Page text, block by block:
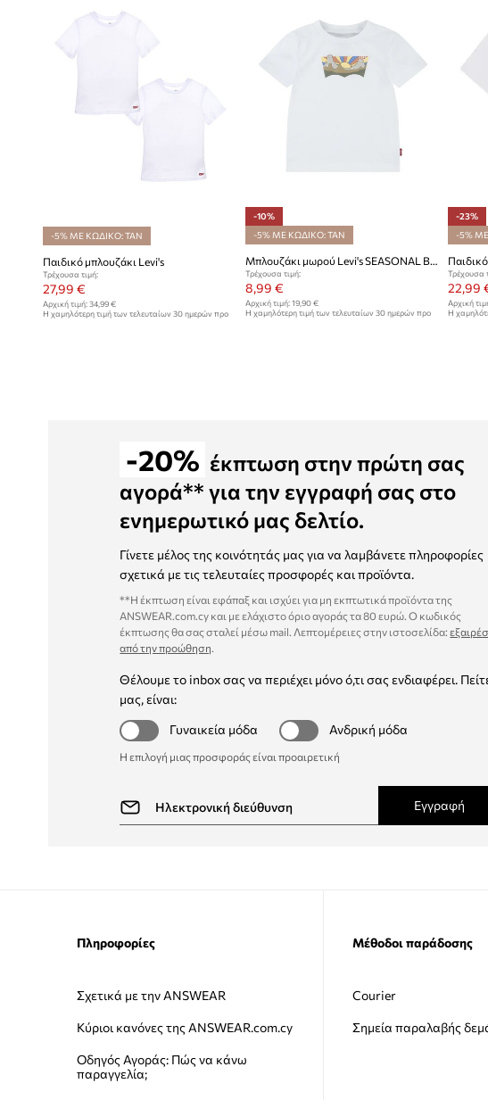
-5% ΜΕ ΚΩΔΙΚΟ: TAN
Παιδικό μπλουζάκι Levi's
Τρέχουσα τιμή:
27,99 €
Αρχική τιμή: 34,99 €
Η χαμηλότερη τιμή των τελευταίων 30 ημερών προ
-10%
-5% ΜΕ ΚΩΔΙΚΟ: TAN
Τρέχουσα τιμή:
8,99 €
Αρχική τιμή:19,90 €
Η χαμηλότερη τιμή των τελευταίων 30 ημερών προ
-23%
-5%
Τρέχουσα
22,99
Αρχική
Η
-20% έκπτωση στην πρώτη σας
αγορά** για την εγγραφή σας στο
ενημερωτικό μας δελτίο.
Γίνετε μέλος της κοινότητάς μας για να λαμβάνετε πληροφορίες
σχετικά με τις τελευταίες προσφορές και προϊόντα.
**Η έκπτωση είναι εφάπαξ και ισχύει για μη εκπτωτικά προϊόντα της
ANSWEAR.com.cy και με ελάχιστο όριο αγοράς τα 80 ευρώ. Ο κωδικός
έκπτωσης θα σας σταλεί μέσω mail. Λεπτομέρειες στην ιστοσελίδα:
από την προώθηση
Θέλουμε το inbox σας να περιέχει μόνο ό,τι σας ενδιαφέρει.
μας, είναι:
Γυναικεία μόδα
Ανδρική μόδα
Η επιλογή μιας προσφοράς είναι προαιρετική
Εγγραφή
Πληροφορίες
Σχετικά με την ANSWEAR
Κύριοι κανόνες της ANSWEAR.com.cy
Οδηγός Αγοράς: Πώς να κάνω
παραγγελία;
Μέθοδοι παράδοσης
Courier
Σημεία παραλαβής